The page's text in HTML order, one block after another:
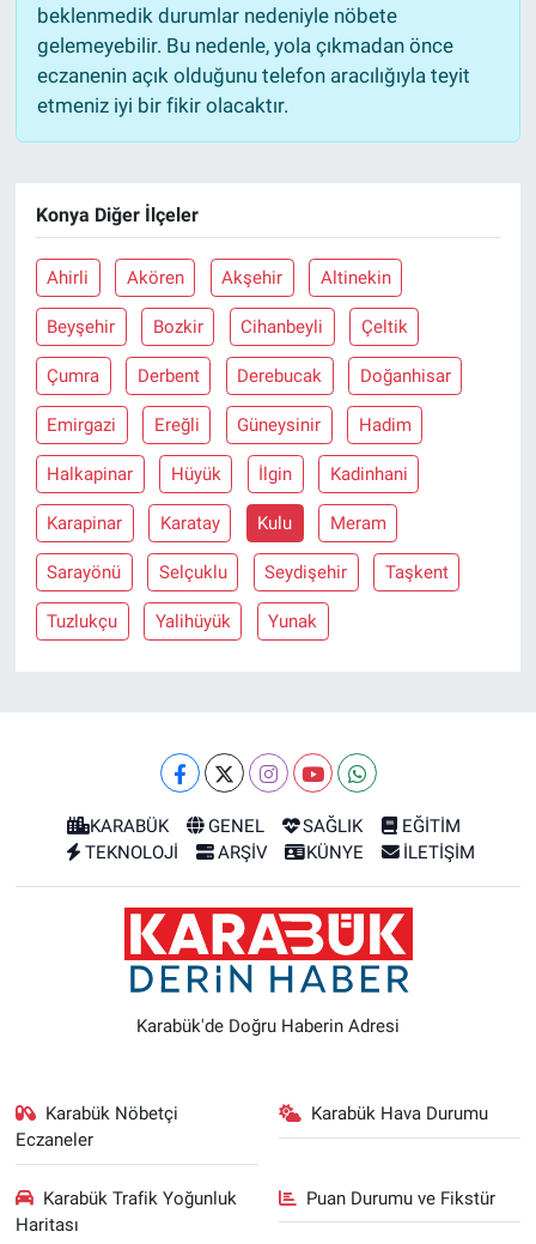
beklenmedik durumlar nedeniyle nöbete
gelemeyebilir. Bu nedenle, yola çıkmadan önce
eczanenin açık olduğunu telefon aracılığıyla teyit
etmeniz iyi bir fikir olacaktır.
Konya Diğer İlçeler
Ahirli Akören Akşehir Altinekin
Beyşehir Bozkir Cihanbeyli Çeltik
Çumra Derbent Derebucak Doğanhisar
Emirgazi Ereğli Güneysinir Hadim
Halkapinar Hüyük İlgin Kadinhani
Karapinar Karatay Kulu Meram
Sarayönü Selçuklu Seydişehir Taşkent
Tuzlukçu Yalihüyük Yunak
KARABÜK GENEL SAĞLIK
EĞİTİM
TEKNOLOJİ
ARŞİV KÜNYE İLETİŞİM
Karabük'de Doğru Haberin Adresi
Karabük Nöbetçi
Eczaneler
Karabük Hava Durumu
Karabük Trafik Yoğunluk
Haritası
Puan Durumu ve Fikstür